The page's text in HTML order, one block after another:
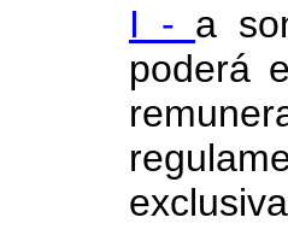
I - a
poderá